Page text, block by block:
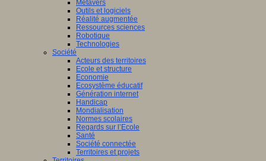
Métavers
Outils et logiciels
Réalité augmentée
Ressources sciences
Robotique
Technologies
Société
Acteurs des territoires
Ecole et structure
Economie
Ecosystème éducatif
Génération internet
Handicap
Mondialisation
Normes scolaires
Regards sur l’Ecole
Santé
Société connectée
Territoires et projets